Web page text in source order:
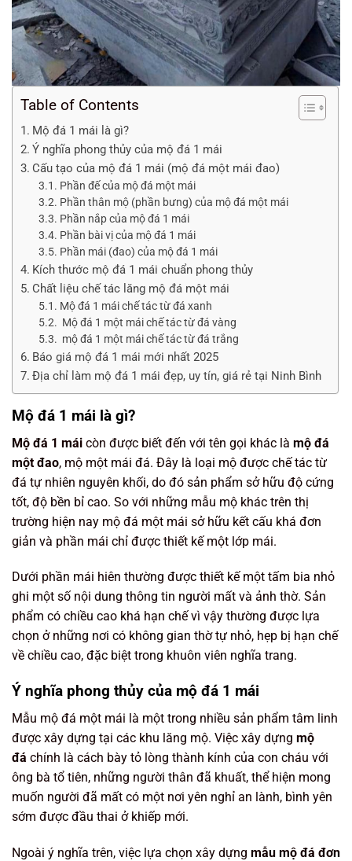
Table of Contents
Mộ đá 1 mái là gì?
Ý nghĩa phong thủy của mộ đá 1 mái
Cấu tạo của mộ đá 1 mái (mộ đá một mái đao)
Phần đế của mộ đá một mái
Phần thân mộ (phần bưng) của mộ đá một mái
Phần nắp của mộ đá 1 mái
Phần bài vị của mộ đá 1 mái
Phần mái (đao) của mộ đá 1 mái
Kích thước mộ đá 1 mái chuẩn phong thủy
Chất liệu chế tác lăng mộ đá một mái
Mộ đá 1 mái chế tác từ đá xanh
Mộ đá 1 một mái chế tác từ đá vàng
mộ đá 1 một mái chế tác từ đá trắng
Báo giá mộ đá 1 mái mới nhất 2025
Địa chỉ làm mộ đá 1 mái đẹp, uy tín, giá rẻ tại Ninh Bình
Mộ đá 1 mái là gì?
Mộ đá 1 mái còn được biết đến với tên gọi khác là mộ đá
một đao, mộ một mái đá. Đây là loại mộ được chế tác từ
đá tự nhiên nguyên khối, do đó sản phẩm sở hữu độ cứng
tốt, độ bền bỉ cao. So với những mẫu mộ khác trên thị
trường hiện nay mộ đá một mái sở hữu kết cấu khá đơn
giản và phần mái chỉ được thiết kế một lớp mái.
Dưới phần mái hiên thường được thiết kế một tấm bia nhỏ
ghi một số nội dung thông tin người mất và ảnh thờ. Sản
phẩm có chiều cao khá hạn chế vì vậy thường được lựa
chọn ở những nơi có không gian thờ tự nhỏ, hẹp bị hạn chế
về chiều cao, đặc biệt trong khuôn viên nghĩa trang.
Ý nghĩa phong thủy của mộ đá 1 mái
Mẫu mộ đá một mái là một trong nhiều sản phẩm tâm linh
được xây dựng tại các khu lăng mộ. Việc xây dựng mộ
đá chính là cách bày tỏ lòng thành kính của con cháu với
ông bà tổ tiên, những người thân đã khuất, thể hiện mong
muốn người đã mất có một nơi yên nghỉ an lành, bình yên
sớm được đầu thai ở khiếp mới.
Ngoài ý nghĩa trên, việc lựa chọn xây dựng mẫu mộ đá đơn